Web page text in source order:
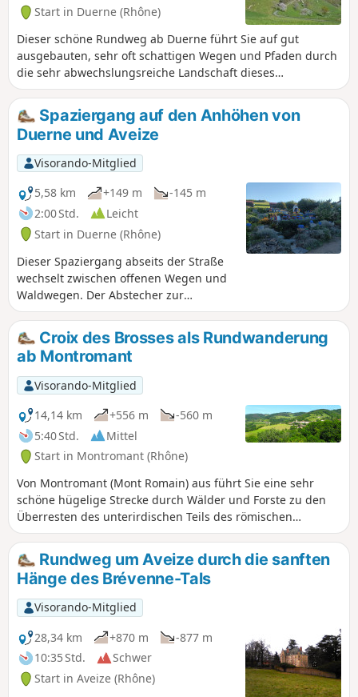
Start in Duerne (Rhône)
Dieser schöne Rundweg ab Duerne führt Sie auf gut
ausgebauten, sehr oft schattigen Wegen und Pfaden durch
die sehr abwechslungsreiche Landschaft dieses
unbekannten Teils der Monts du Lyonnais. Eine kleine Stele
am Wegesrand erinnert an das Opfer der amerikanischen
Piloten, die dort 1944 abgestürzt sind. Am Ende des
Rundwegs, bevor es wieder hinauf nach Duerne geht,
können Sie die erstaunlichen Überreste des römischen
Aquädukts der Brévenne entdecken.
Spaziergang auf den Anhöhen von
Duerne und Aveize
Visorando-Mitglied
5,58 km
+149 m
-145 m
2:00 Std.
Leicht
Start in Duerne (Rhône)
Dieser Spaziergang abseits der Straße
wechselt zwischen offenen Wegen und
Waldwegen. Der Abstecher zur
Orientierungstafel bietet einen Blick auf
die umliegenden Gipfel.
Croix des Brosses als Rundwanderung
ab Montromant
Visorando-Mitglied
14,14 km
+556 m
-560 m
5:40 Std.
Mittel
Start in Montromant (Rhône)
Von Montromant (Mont Romain) aus führt Sie eine sehr
schöne hügelige Strecke durch Wälder und Forste zu den
Überresten des unterirdischen Teils des römischen
Aquädukts von Brévenne. Von hier aus haben Sie einen
wunderschönen Blick auf die Monts du Forez, die Monts de
Tarare und von der Croix des Brosses aus auf die Alpenkette
und das Pilat-Massiv.
Rundweg um Aveize durch die sanften
Hänge des Brévenne-Tals
Visorando-Mitglied
28,34 km
+870 m
-877 m
10:35 Std.
Schwer
Start in Aveize (Rhône)